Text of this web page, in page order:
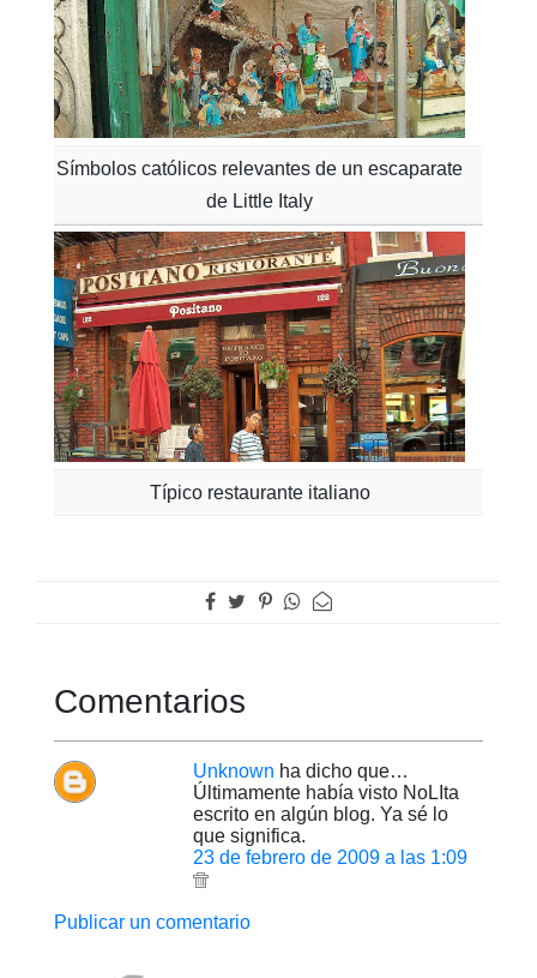
Símbolos católicos relevantes de un escaparate
de Little Italy
Típico restaurante italiano
Comentarios
Unknown ha dicho que…
Últimamente había visto NoLIta
escrito en algún blog. Ya sé lo
que significa.
23 de febrero de 2009 a las 1:09
Publicar un comentario